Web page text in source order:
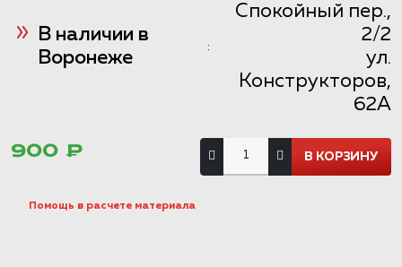
В наличии в
Воронеже
:
Спокойный пер.,
2/2
ул.
Конструкторов,
62А
900 ₽
Помощь в расчете материала